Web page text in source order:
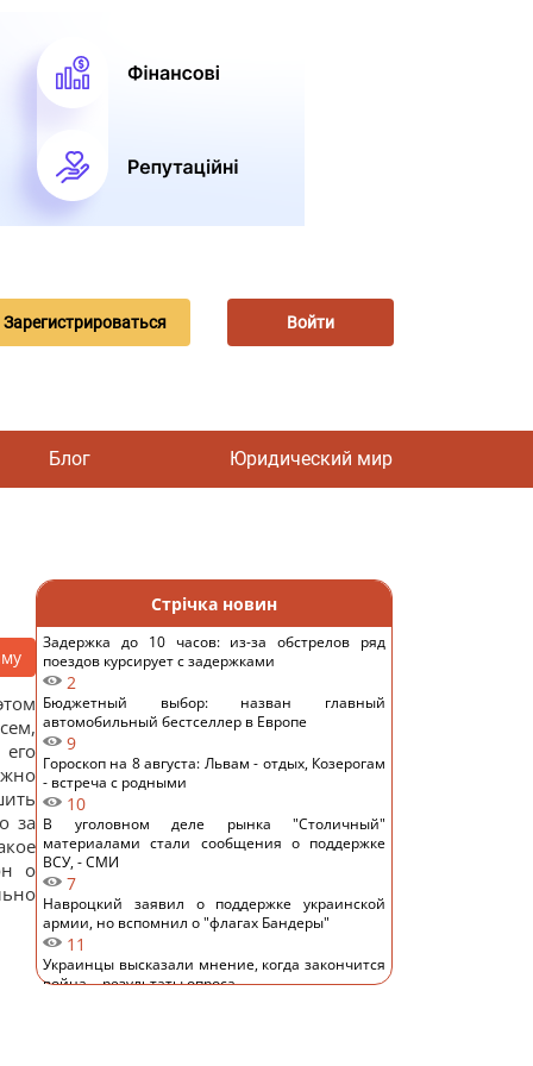
Зарегистрироваться Войти
Блог Юридический мир
за
о
Стрічка новин
Задержка до 10 часов: из-за обстрелов ряд
поездов курсирует с задержками
2
Бюджетный выбор: назван главный
автомобильный бестселлер в Европе
9
Гороскоп на 8 августа: Львам - отдых, Козерогам
- встреча с родными
10
В уголовном деле рынка "Столичный"
материалами стали сообщения о поддержке
ВСУ, - СМИ
7
Навроцкий заявил о поддержке украинской
армии, но вспомнил о "флагах Бандеры"
11
Украинцы высказали мнение, когда закончится
война, - результаты опроса